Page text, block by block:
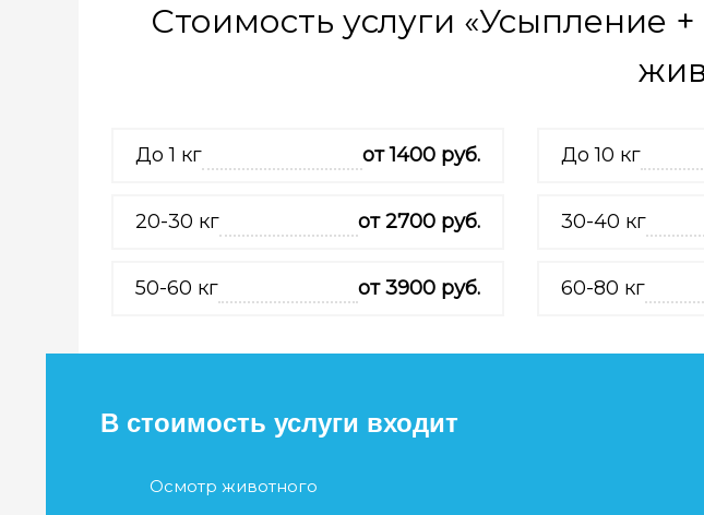
Стоимость услуги «Усыпление
До 1 кг от 1400 руб. До 10 кг
20-30 кг от 2700 руб. 30-40 кг
50-60 кг от 3900 руб. 60-80 кг
В стоимость услуги входит
Осмотр животного